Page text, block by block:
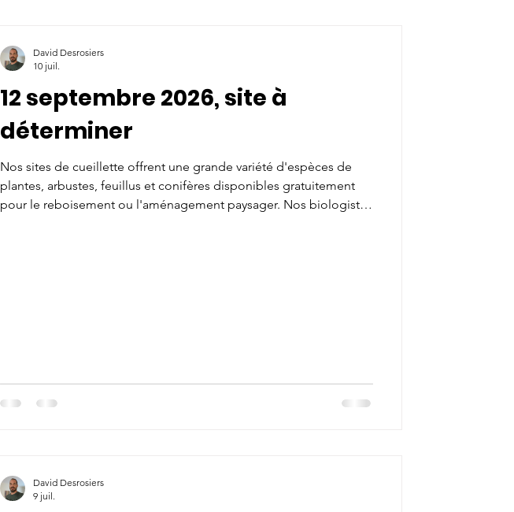
12 septembre 2026, site à
déterminer
Nos sites de cueillette offrent une grande variété d'espèces de
plantes, arbustes, feuillus et conifères disponibles gratuitement
pour le reboisement ou l'aménagement paysager. Nos biologistes
David Desrosiers
10 juil.
David Desrosiers
9 juil.